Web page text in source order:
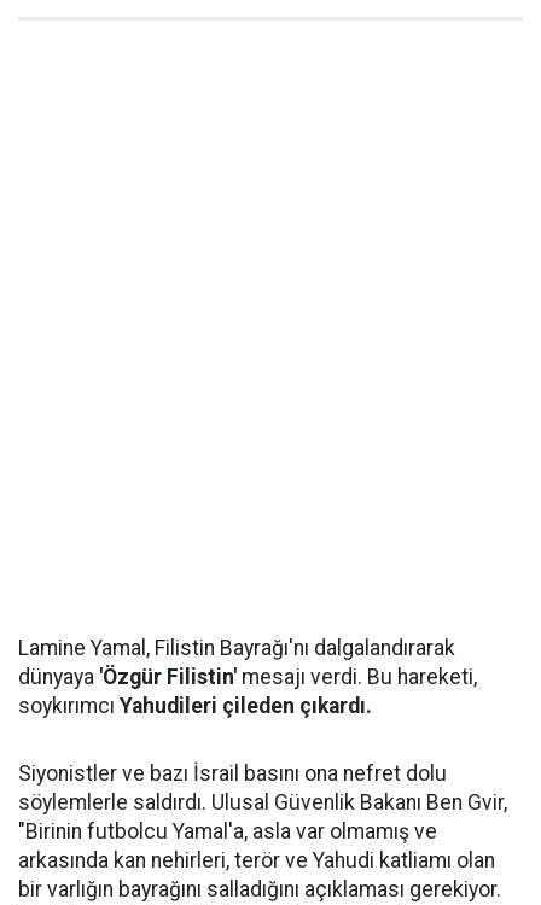
Lamine Yamal, Filistin Bayrağı'nı dalgalandırarak
dünyaya 'Özgür Filistin' mesajı verdi. Bu hareketi,
soykırımcı Yahudileri çileden çıkardı.
Siyonistler ve bazı İsrail basını ona nefret dolu
söylemlerle saldırdı. Ulusal Güvenlik Bakanı Ben Gvir,
"Birinin futbolcu Yamal'a, asla var olmamış ve
arkasında kan nehirleri, terör ve Yahudi katliamı olan
bir varlığın bayrağını salladığını açıklaması gerekiyor.